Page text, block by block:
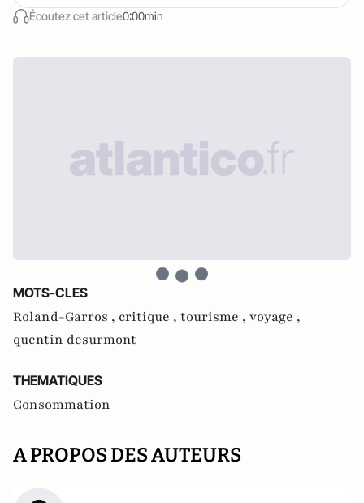
Écoutez cet article0:00min
MOTS-CLES
Roland-Garros , critique , tourisme , voyage ,
quentin desurmont
THEMATIQUES
Consommation
A PROPOS DES AUTEURS